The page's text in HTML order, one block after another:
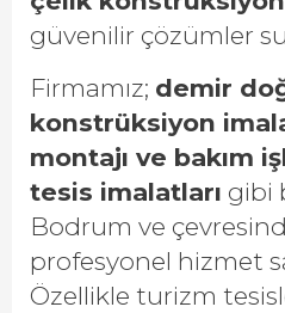
güvenilir çözümler
Firmamız; demir
konstrüksiyon
montajı ve bakım
tesis imalatları gibi
Bodrum ve
profesyonel hizmet
Özellikle turizm